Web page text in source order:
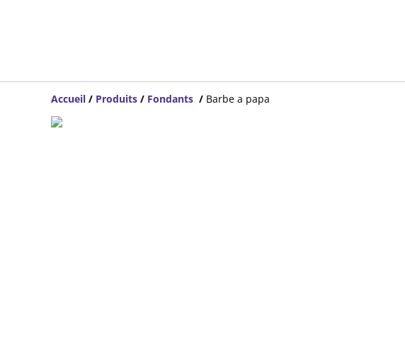
Accueil / Produits / Fondants / Barbe a papa